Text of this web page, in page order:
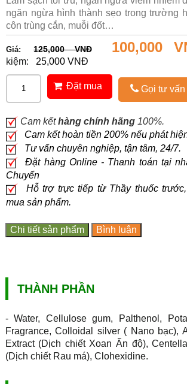
ngăn ngừa hình thành sẹo trong trường
côn trùng cắn, muỗi đốt…
Giá: 125,000 VNĐ 100,000
kiệm:
25,000 VNĐ
Đặt mua Gọi tư vấn
Cam kếthàng chính hãng 100%.
Cam kết hoàn tiền 200% nếu phát
Tư vấn chuyên nghiệp, tận tâm, 24/7.
Đặt hàng Online - Thanh toán tại
Chuyển
Hỗ trợ trực tiếp từ Thầy thuốc
mua sản phẩm.
Chi tiết sản phẩm Bình luận
THÀNH PHẦN
- Water, Cellulose gum, Palthenol,
Fragrance, Colloidal silver ( Nano bạc),
Extract (Dịch chiết Xoan Ấn độ),
(Dịch chiết Rau má), Clohexidine.